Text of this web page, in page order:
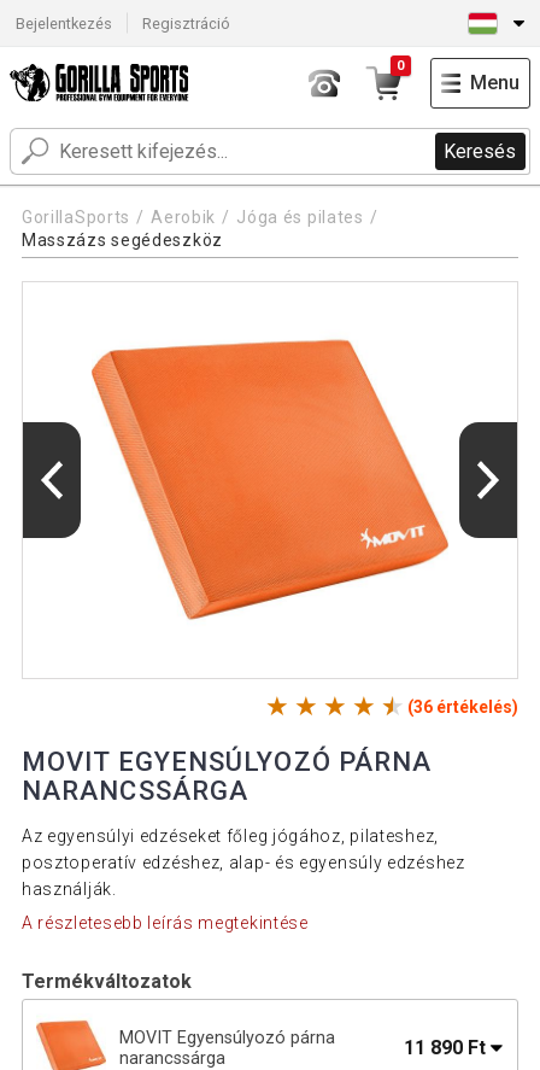
Bejelentkezés Regisztráció
Keresés
0
Menu
GorillaSports Aerobik
Jóga és pilates
Masszázs segédeszköz
(36 értékelés)
MOVIT EGYENSÚLYOZÓ PÁRNA
NARANCSSÁRGA
Az egyensúlyi edzéseket főleg jógához, pilateshez,
posztoperatív edzéshez, alap- és egyensúly edzéshez
használják.
A részletesebb leírás megtekintése
Termékváltozatok
MOVIT Egyensúlyozó párna
narancssárga
11 890 Ft